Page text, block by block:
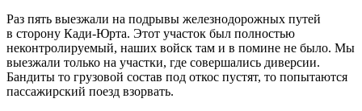
Раз пять выезжали на подрывы железнодорожных путей
в сторону Кади-Юрта. Этот участок был полностью
неконтролируемый, наших войск там и в помине не было. Мы
выезжали только на участки, где совершались диверсии.
Бандиты то грузовой состав под откос пустят, то попытаются
пассажирский поезд взорвать.